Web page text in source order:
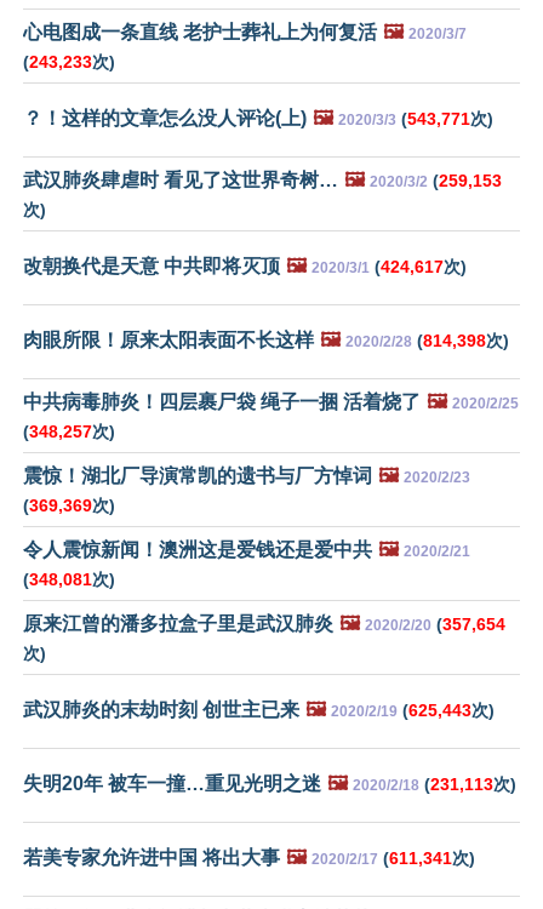
心电图成一条直线 老护士葬礼上为何复活 🖼️ 2020/3/7
(243,233次)
？！这样的文章怎么没人评论(上) 🖼️ 2020/3/3 (543,771次)
武汉肺炎肆虐时 看见了这世界奇树… 🖼️ 2020/3/2 (259,153
次)
改朝换代是天意 中共即将灭顶 🖼️ 2020/3/1 (424,617次)
肉眼所限！原来太阳表面不长这样 🖼️ 2020/2/28 (814,398次)
中共病毒肺炎！四层裹尸袋 绳子一捆 活着烧了 🖼️ 2020/2/25
(348,257次)
震惊！湖北厂导演常凯的遗书与厂方悼词 🖼️ 2020/2/23
(369,369次)
令人震惊新闻！澳洲这是爱钱还是爱中共 🖼️ 2020/2/21
(348,081次)
原来江曾的潘多拉盒子里是武汉肺炎 🖼️ 2020/2/20 (357,654
次)
武汉肺炎的末劫时刻 创世主已来 🖼️ 2020/2/19 (625,443次)
失明20年 被车一撞…重见光明之迷 🖼️ 2020/2/18 (231,113次)
若美专家允许进中国 将出大事 🖼️ 2020/2/17 (611,341次)